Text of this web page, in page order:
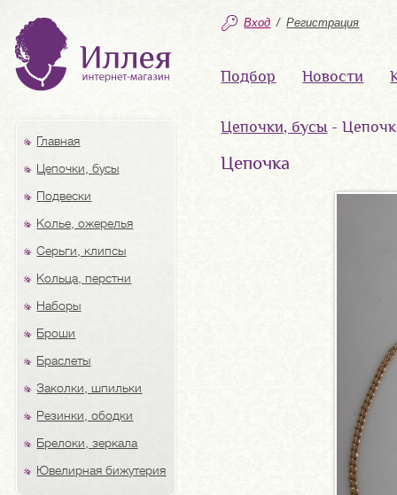
Вход / Регистрация
Подбор Новости
Цепочки, бусы-
Цепочка
Главная
Цепочки, бусы
Подвески
Колье, ожерелья
Серьги, клипсы
Кольца, перстни
Наборы
Броши
Браслеты
Заколки, шпильки
Резинки, ободки
Брелоки, зеркала
Ювелирная бижутерия